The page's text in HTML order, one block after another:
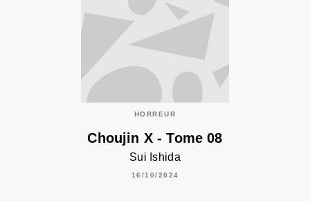
HORREUR
Choujin X - Tome 08
Sui Ishida
16/10/2024